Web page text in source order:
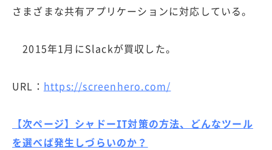
さまざまな共有アプリケーションに対応している。
2015年1月にSlackが買収した。
URL： https://screenhero.com/
【次ページ】シャドーIT対策の方法、どんなツール
を選べば発生しづらいのか？